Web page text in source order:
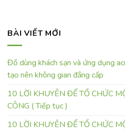
BÀI VIẾT MỚI
Đồ dùng khách sạn và ứng dụng
tạo nên không gian đẳng cấp
10 LỜI KHUYÊN ĐỂ TỔ CHỨC
CÔNG ( Tiếp tục )
10 LỜI KHUYÊN ĐỂ TỔ CHỨC